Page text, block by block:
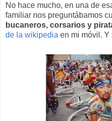
No hace mucho, en una de
familiar nos preguntábamos
bucaneros, corsarios y
de la wikipedia en mi móvil. Y